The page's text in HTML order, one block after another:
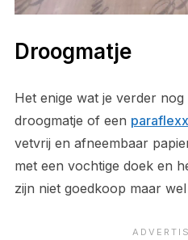
Droogmatje
Het enige wat je verder
droogmatje of een
vetvrij en afneembaar
met een vochtige doek en
zijn niet goedkoop maar